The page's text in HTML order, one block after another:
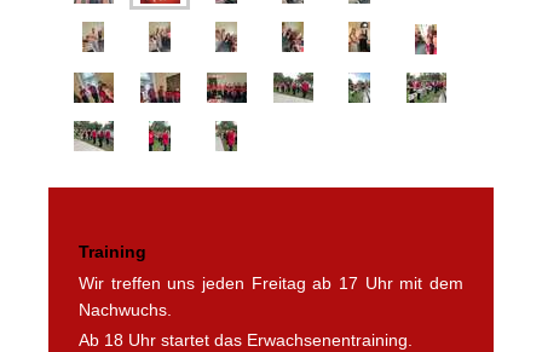
Training
Wir treffen uns jeden Freitag ab 17 Uhr mit dem
Nachwuchs.
Ab 18 Uhr startet das Erwachsenentraining.